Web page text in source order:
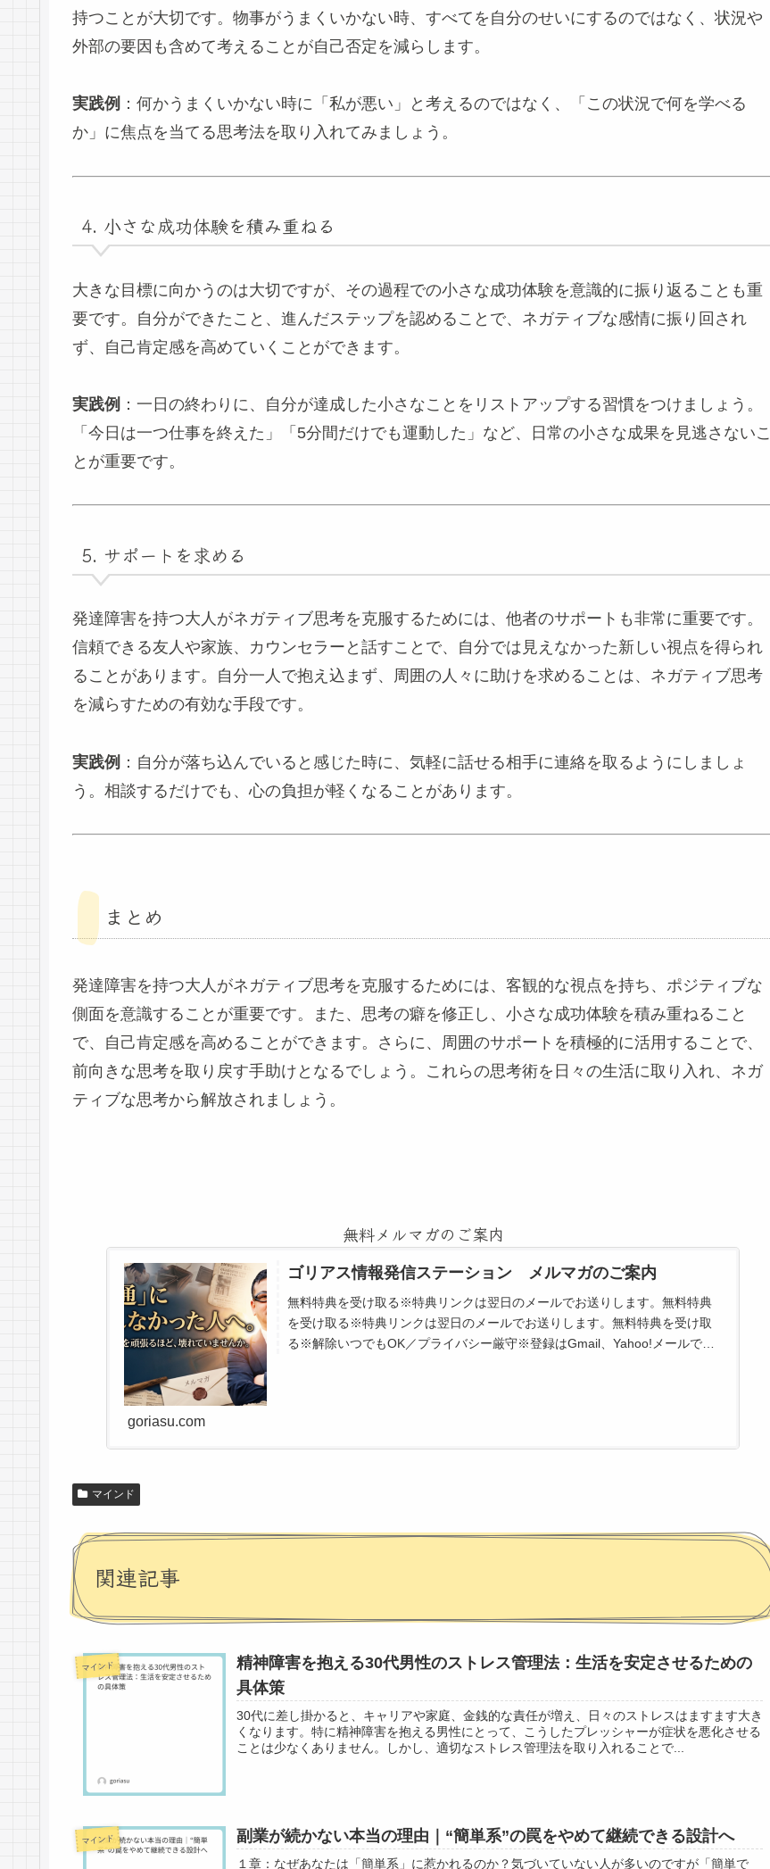
持つことが大切です。物事がうまくいかない時、すべてを自分のせいにするのではなく、状況や
外部の要因も含めて考えることが自己否定を減らします。
実践例 ：何かうまくいかない時に「私が悪い」と考えるのではなく、「この状況で何を学べる
か」に焦点を当てる思考法を取り入れてみましょう。
4. 小さな成功体験を積み重ねる
大きな目標に向かうのは大切ですが、その過程での小さな成功体験を意識的に振り返ることも重
要です。自分ができたこと、進んだステップを認めることで、ネガティブな感情に振り回され
ず、自己肯定感を高めていくことができます。
実践例 ：一日の終わりに、自分が達成した小さなことをリストアップする習慣をつけましょう。
「今日は一つ仕事を終えた」「5分間だけでも運動した」など、日常の小さな成果を見逃さないこ
とが重要です。
5. サポートを求める
発達障害を持つ大人がネガティブ思考を克服するためには、他者のサポートも非常に重要です。
信頼できる友人や家族、カウンセラーと話すことで、自分では見えなかった新しい視点を得られ
ることがあります。自分一人で抱え込まず、周囲の人々に助けを求めることは、ネガティブ思考
を減らすための有効な手段です。
実践例 ：自分が落ち込んでいると感じた時に、気軽に話せる相手に連絡を取るようにしましょ
う。相談するだけでも、心の負担が軽くなることがあります。
まとめ
発達障害を持つ大人がネガティブ思考を克服するためには、客観的な視点を持ち、ポジティブな
側面を意識することが重要です。また、思考の癖を修正し、小さな成功体験を積み重ねること
で、自己肯定感を高めることができます。さらに、周囲のサポートを積極的に活用することで、
前向きな思考を取り戻す手助けとなるでしょう。これらの思考術を日々の生活に取り入れ、ネガ
ティブな思考から解放されましょう。
無料メルマガのご案内
ゴリアス情報発信ステーション メルマガのご案内
無料特典を受け取る※特典リンクは翌日のメールでお送りします。無料特典
を受け取る※特典リンクは翌日のメールでお送りします。無料特典を受け取
る※解除いつでもOK／プライバシー厳守※登録はGmail、Yahoo!メールでの
goriasu.com
マインド
関連記事
マインド
精神障害を抱える30代男性のストレス管理法：生活を安定させるための
具体策
30代に差し掛かると、キャリアや家庭、金銭的な責任が増え、日々のストレスはますます大き
くなります。特に精神障害を抱える男性にとって、こうしたプレッシャーが症状を悪化させる
ことは少なくありません。しかし、適切なストレス管理法を取り入れることで...
マインド 副業が続かない本当の理由｜“簡単系”の罠をやめて継続できる設計へ
１章：なぜあなたは「簡単系」に惹かれるのか？気づいていない人が多いのですが「簡単で